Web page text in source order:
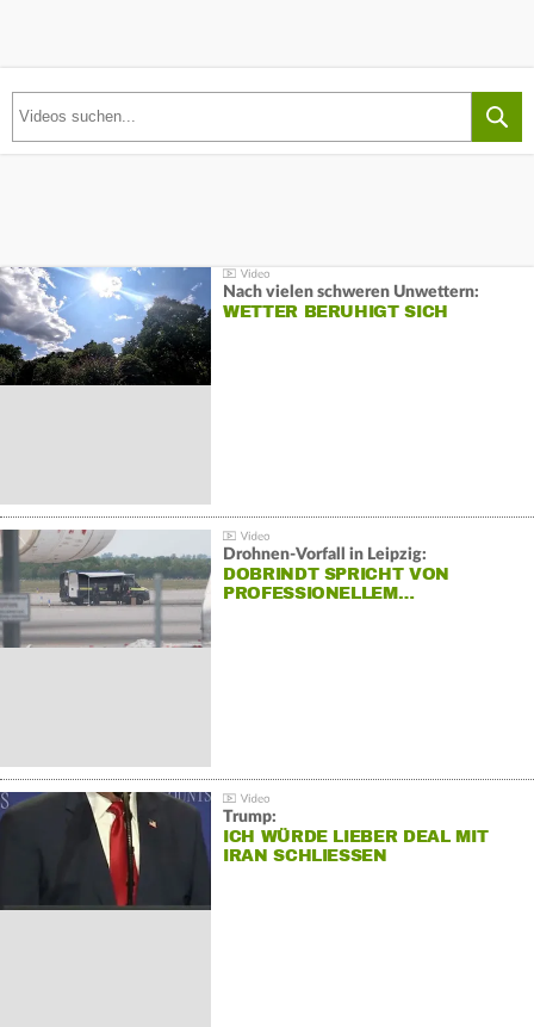
Nach vielen schweren Unwettern:
WETTER BERUHIGT SICH
Drohnen-Vorfall in Leipzig:
DOBRINDT SPRICHT VON
PROFESSIONELLEM…
Trump:
ICH WÜRDE LIEBER DEAL MIT
IRAN SCHLIESSEN